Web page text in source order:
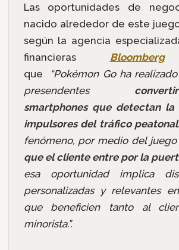
Las oportunidades de
nacido alrededor de este
según la agencia
financieras Bloomberg
que
“Pokémon Go ha
presendentes
smartphonesque detectan la
impulsores del tráfico peatonal
fenómeno, por medio del
que el cliente entre por la
esa oportunidad implica
personalizadas y relevantes
que beneficien tanto al
minorista.”.